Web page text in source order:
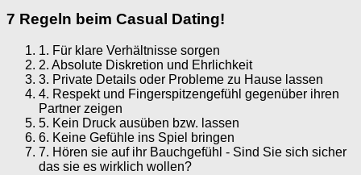
7 Regeln beim Casual Dating!
1. Für klare Verhältnisse sorgen
2. Absolute Diskretion und Ehrlichkeit
3. Private Details oder Probleme zu Hause lassen
4. Respekt und Fingerspitzengefühl gegenüber ihren
Partner zeigen
5. Kein Druck ausüben bzw. lassen
6. Keine Gefühle ins Spiel bringen
7. Hören sie auf ihr Bauchgefühl - Sind Sie sich sicher
das sie es wirklich wollen?